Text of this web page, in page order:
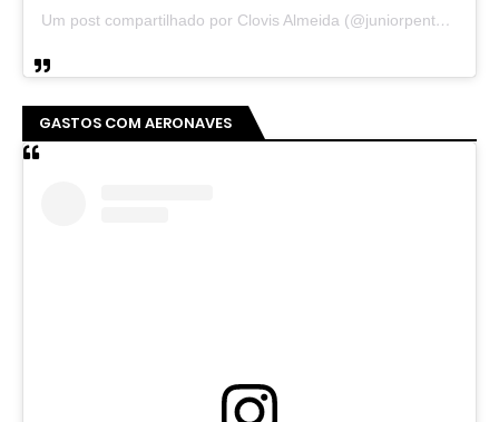
Um post compartilhado por Clovis Almeida (@juniorpentecoste01)
GASTOS COM AERONAVES